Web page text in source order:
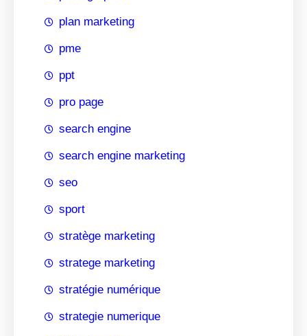
plan marketing
pme
ppt
pro page
search engine
search engine marketing
seo
sport
stratège marketing
stratege marketing
stratégie numérique
strategie numerique